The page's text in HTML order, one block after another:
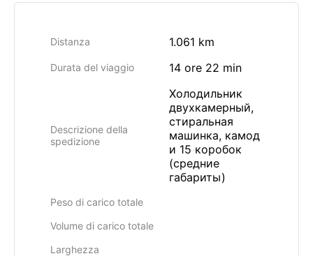
Distanza 1.061 km
Durata del viaggio 14 ore 22 min
Descrizione della
spedizione
Холодильник
двухкамерный,
стиральная
машинка, камод
и 15 коробок
(средние
габариты)
Peso di carico totale
Volume di carico totale
Larghezza